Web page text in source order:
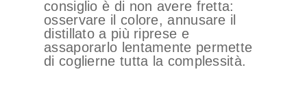
consiglio è di non avere fretta:
osservare il colore, annusare il
distillato a più riprese e
assaporarlo lentamente permette
di coglierne tutta la complessità.